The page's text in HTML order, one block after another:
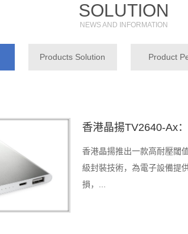
SOLUTION
NEWS AND INFORMATION
Products Solution Product
香港晶揚TV2640-Ax
香港晶揚推出一款高耐壓閾
級封裝技術，為電子設備提
損，...